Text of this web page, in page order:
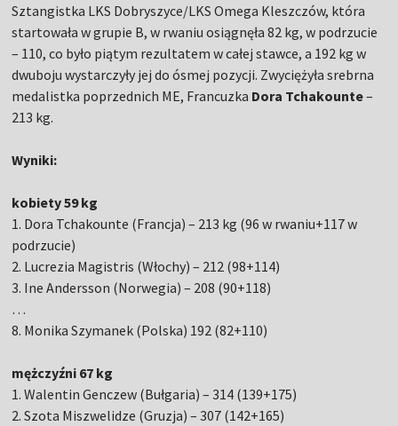
Sztangistka LKS Dobryszyce/LKS Omega Kleszczów, która
startowała w grupie B, w rwaniu osiągnęła 82 kg, w podrzucie
– 110, co było piątym rezultatem w całej stawce, a 192 kg w
dwuboju wystarczyły jej do ósmej pozycji. Zwyciężyła srebrna
medalistka poprzednich ME, Francuzka Dora Tchakounte–
213 kg.
Wyniki:
kobiety 59 kg
1. Dora Tchakounte (Francja) – 213 kg (96 w rwaniu+117 w
podrzucie)
2. Lucrezia Magistris (Włochy) – 212 (98+114)
3. Ine Andersson (Norwegia) – 208 (90+118)
…
8. Monika Szymanek (Polska) 192 (82+110)
mężczyźni 67 kg
1. Walentin Genczew (Bułgaria) – 314 (139+175)
2. Szota Miszwelidze (Gruzja) – 307 (142+165)